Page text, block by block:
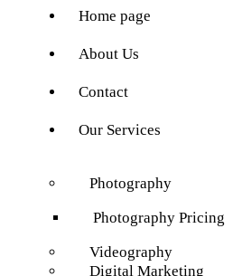
Home page
About Us
Contact
Our Services
Photography
Photography Pricing
Videography
Digital Marketing